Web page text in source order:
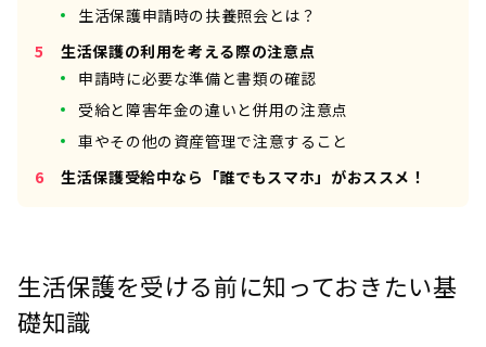
生活保護申請時の扶養照会とは？
生活保護の利用を考える際の注意点
申請時に必要な準備と書類の確認
受給と障害年金の違いと併用の注意点
車やその他の資産管理で注意すること
生活保護受給中なら「誰でもスマホ」がおススメ！
生活保護を受ける前に知っておきたい基
礎知識